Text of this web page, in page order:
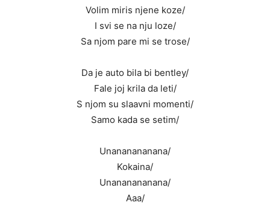
Volim miris njene koze/
I svi se na nju loze/
Sa njom pare mi se trose/
Da je auto bila bi bentley/
Fale joj krila da leti/
S njom su slaavni momenti/
Samo kada se setim/
Unananananana/
Kokaina/
Unananananana/
Aaa/